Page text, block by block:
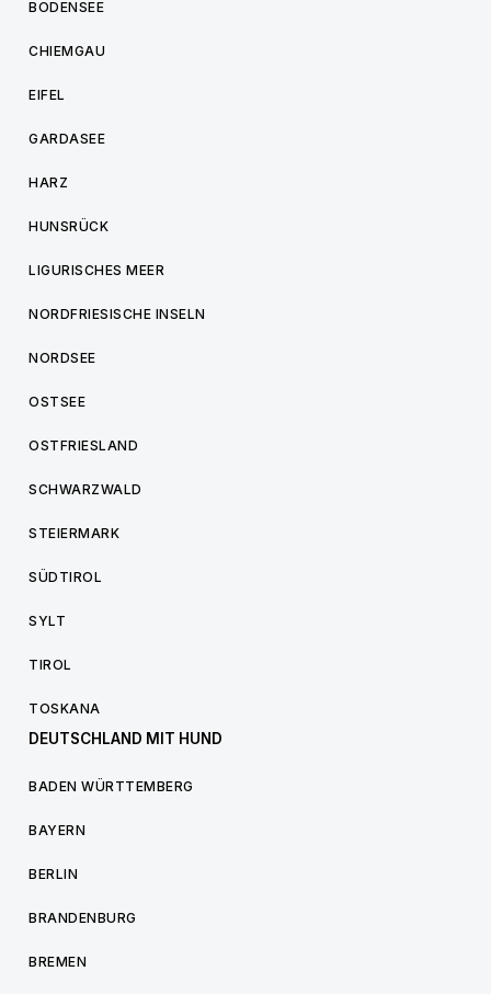
BODENSEE
CHIEMGAU
EIFEL
GARDASEE
HARZ
HUNSRÜCK
LIGURISCHES MEER
NORDFRIESISCHE INSELN
NORDSEE
OSTSEE
OSTFRIESLAND
SCHWARZWALD
STEIERMARK
SÜDTIROL
SYLT
TIROL
TOSKANA
DEUTSCHLAND MIT HUND
BADEN WÜRTTEMBERG
BAYERN
BERLIN
BRANDENBURG
BREMEN